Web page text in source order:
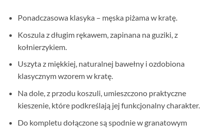
Ponadczasowa klasyka – męska piżama w kratę.
Koszula z długim rękawem, zapinana na guziki, z
kołnierzykiem.
Uszyta z miękkiej, naturalnej bawełny i ozdobiona
klasycznym wzorem w kratę.
Na dole, z przodu koszuli, umieszczono praktyczne
kieszenie, które podkreślają jej funkcjonalny charakter.
Do kompletu dołączone są spodnie w granatowym